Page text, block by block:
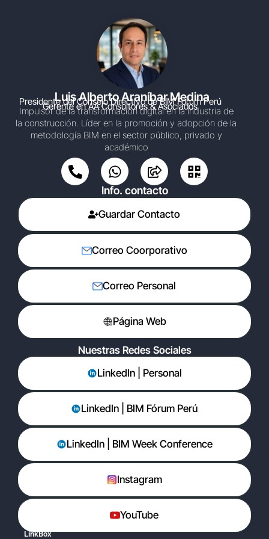
Luis Alberto Araníbar Medina​
Presidente del Consejo Directivo de BIM Fórum Perú
Gerente en AA Consultores & Asociados
Impulsor de la transformación digital en la industria de
la construcción. Líder en la promoción y adopción de la
metodología BIM en el sector público, privado y
académico
Info. contacto
Guardar Contacto
Correo Coorporativo
Correo Personal
Página Web
Nuestras Redes Sociales
LinkedIn | Personal
LinkedIn | BIM Fórum Perú
LinkedIn | BIM Week Conference
Instagram
YouTube
LinkBox